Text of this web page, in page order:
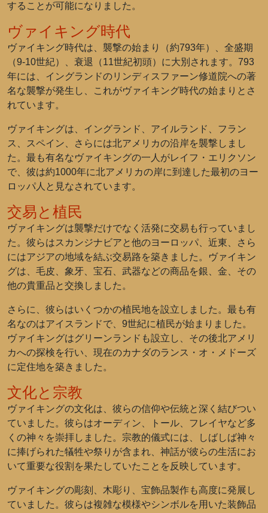
することが可能になりました。
ヴァイキング時代
ヴァイキング時代は、襲撃の始まり（約793年）、全盛期
（9-10世紀）、衰退（11世紀初頭）に大別されます。793
年には、イングランドのリンディスファーン修道院への著
名な襲撃が発生し、これがヴァイキング時代の始まりとさ
れています。
ヴァイキングは、イングランド、アイルランド、フラン
ス、スペイン、さらには北アメリカの沿岸を襲撃しまし
た。最も有名なヴァイキングの一人がレイフ・エリクソン
で、彼は約1000年に北アメリカの岸に到達した最初のヨー
ロッパ人と見なされています。
交易と植民
ヴァイキングは襲撃だけでなく活発に交易も行っていまし
た。彼らはスカンジナビアと他のヨーロッパ、近東、さら
にはアジアの地域を結ぶ交易路を築きました。ヴァイキン
グは、毛皮、象牙、宝石、武器などの商品を銀、金、その
他の貴重品と交換しました。
さらに、彼らはいくつかの植民地を設立しました。最も有
名なのはアイスランドで、9世紀に植民が始まりました。
ヴァイキングはグリーンランドも設立し、その後北アメリ
カへの探検を行い、現在のカナダのランス・オ・メドーズ
に定住地を築きました。
文化と宗教
ヴァイキングの文化は、彼らの信仰や伝統と深く結びつい
ていました。彼らはオーディン、トール、フレイヤなど多
くの神々を崇拝しました。宗教的儀式には、しばしば神々
に捧げられた犠牲や祭りが含まれ、神話が彼らの生活にお
いて重要な役割を果たしていたことを反映しています。
ヴァイキングの彫刻、木彫り、宝飾品製作も高度に発展し
ていました。彼らは複雑な模様やシンボルを用いた装飾品